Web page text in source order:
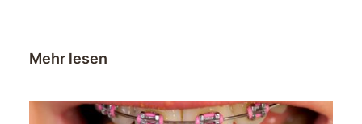
Mehr lesen